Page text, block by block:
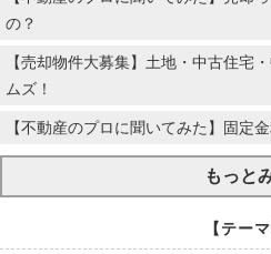
の？
【売却物件大募集】土地・中古住宅
ムズ！
【不動産のプロに聞いてみた】固定
もっと
【テー